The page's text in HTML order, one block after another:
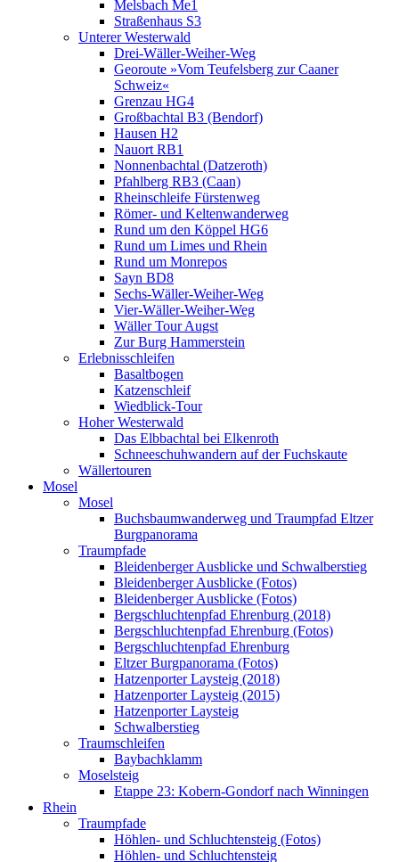
Melsbach Me1
Straßenhaus S3
Unterer Westerwald
Drei-Wäller-Weiher-Weg
Georoute »Vom Teufelsberg zur Caaner
Schweiz«
Grenzau HG4
Großbachtal B3 (Bendorf)
Hausen H2
Nauort RB1
Nonnenbachtal (Datzeroth)
Pfahlberg RB3 (Caan)
Rheinschleife Fürstenweg
Römer- und Keltenwanderweg
Rund um den Köppel HG6
Rund um Limes und Rhein
Rund um Monrepos
Sayn BD8
Sechs-Wäller-Weiher-Weg
Vier-Wäller-Weiher-Weg
Wäller Tour Augst
Zur Burg Hammerstein
Erlebnisschleifen
Basaltbogen
Katzenschleif
Wiedblick-Tour
Hoher Westerwald
Das Elbbachtal bei Elkenroth
Schneeschuhwandern auf der Fuchskaute
Wällertouren
Mosel
Mosel
Buchsbaumwanderweg und Traumpfad Eltzer
Burgpanorama
Traumpfade
Bleidenberger Ausblicke und Schwalberstieg
Bleidenberger Ausblicke (Fotos)
Bleidenberger Ausblicke (Fotos)
Bergschluchtenpfad Ehrenburg (2018)
Bergschluchtenpfad Ehrenburg (Fotos)
Bergschluchtenpfad Ehrenburg
Eltzer Burgpanorama (Fotos)
Hatzenporter Laysteig (2018)
Hatzenporter Laysteig (2015)
Hatzenporter Laysteig
Schwalberstieg
Traumschleifen
Baybachklamm
Moselsteig
Etappe 23: Kobern-Gondorf nach Winningen
Rhein
Traumpfade
Höhlen- und Schluchtensteig (Fotos)
Höhlen- und Schluchtensteig